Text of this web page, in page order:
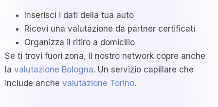
Inserisci i dati della tua auto
Ricevi una valutazione da partner certificati
Organizza il ritiro a domicilio
Se ti trovi fuori zona, il nostro network copre anche
la valutazione Bologna. Un servizio capillare che
include anche valutazione Torino.